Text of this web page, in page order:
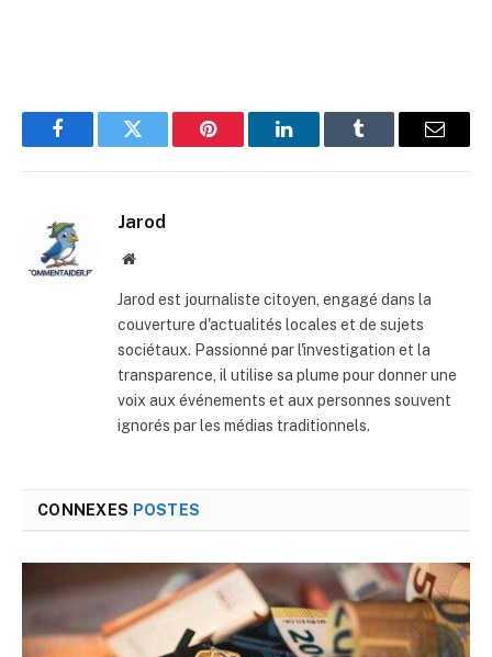
FacebookTwitter Pinterest LinkedInTumblr
E-
Jarod
Site
Jarod est journaliste citoyen, engagé dans la
couverture d'actualités locales et de sujets
sociétaux. Passionné par l'investigation et la
transparence, il utilise sa plume pour donner une
voix aux événements et aux personnes souvent
ignorés par les médias traditionnels.
CONNEXES POSTES